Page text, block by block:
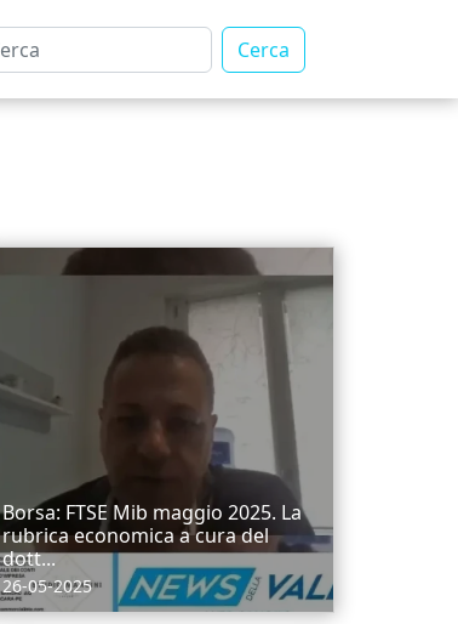
Cerca
Borsa: FTSE Mib maggio 2025. La
rubrica economica a cura del
dott...
26-05-2025